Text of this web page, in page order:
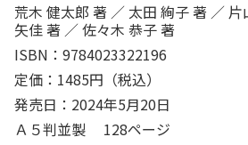
荒木 健太郎 著 ／ 太田 絢子 著 ／
矢佳 著 ／ 佐々木 恭子 著
ISBN：9784023322196
定価：1485円（税込）
発売日：2024年5月20日
Ａ５判並製 128ページ